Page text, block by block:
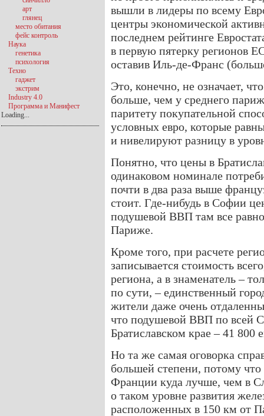
вышли в лидеры по всему
центры экономической
последнем рейтинге
в первую пятерку регионов
оставив Иль-де-Франс
Это, конечно, не означает,
больше, чем у среднего
паритету покупательной
условных евро, которые
и нивелируют разницу в
Понятно, что цены в
одинаковом номинале
почти в два раза выше
стоит. Где-нибудь в Софии
подушевой ВВП там все
Париже.
Кроме того, при расчете
записывается стоимость
региона, а в знаменатель –
по сути, – единственный
жители даже очень
что подушевой ВВП по всей
Братиславском крае – 41 800
Но та же самая оговорка
большей степени, потому
Франции куда лучше, чем в
о таком уровне развития
расположенных в 150 км от
арт
глянец
место обитания
фейс контроль
Наука
генетика
психология
Техно
гаджет
экстрим
Industry 4.0
Программа и Манифест
Loading...